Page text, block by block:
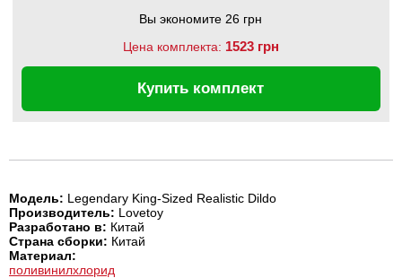
Вы экономите 26 грн
Цена комплекта: 1523 грн
Купить комплект
Модель: Legendary King-Sized Realistic Dildo
Производитель: Lovetoy
Разработано в: Китай
Страна сборки: Китай
Материал:
поливинилхлорид